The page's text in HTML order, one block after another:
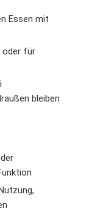
Essen mit
oder für
bleiben